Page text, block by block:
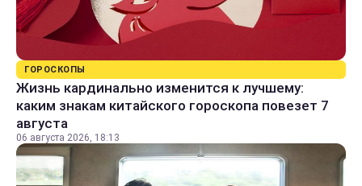
ГОРОСКОПЫ
Жизнь кардинально изменится к лучшему:
каким знакам китайского гороскопа повезет 7
августа
06 августа 2026, 18:13